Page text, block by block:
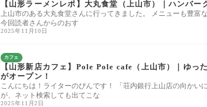
【山形ラーメンレポ】大丸食堂（上山市）｜ハンバー
上山市のある大丸食堂さんに行ってきました。 メニューも豊富
今回読者さんからのおす
2025年11月10日
カフェ
【山形新店カフェ】Pole Pole cafe（上山市）｜ゆっ
がオープン！
こんにちは！ライターのぴんです！ 「荘内銀行上山店の向かい
が、ネット検索しても出てこな
2025年11月2日